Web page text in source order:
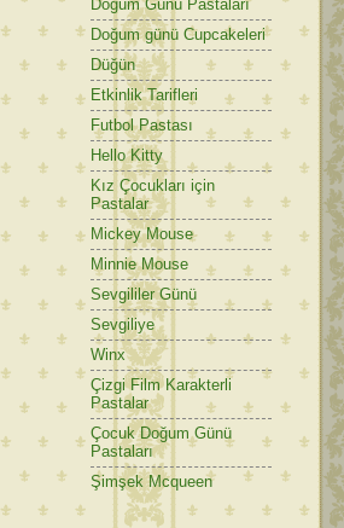
Doğum Günü Pastaları
Doğum günü Cupcakeleri
Düğün
Etkinlik Tarifleri
Futbol Pastası
Hello Kitty
Kız Çocukları için
Pastalar
Mickey Mouse
Minnie Mouse
Sevgililer Günü
Sevgiliye
Winx
Çizgi Film Karakterli
Pastalar
Çocuk Doğum Günü
Pastaları
Şimşek Mcqueen